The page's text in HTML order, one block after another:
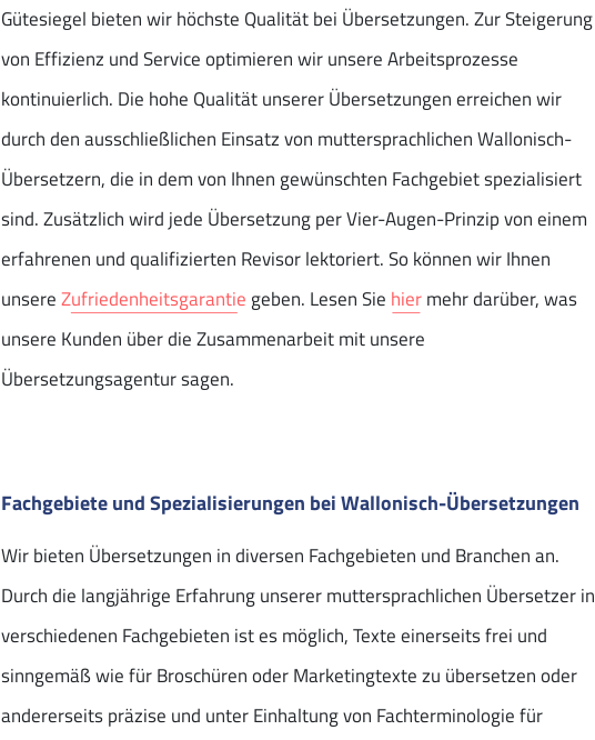
Gütesiegel bieten wir höchste Qualität bei Übersetzungen. Zur Steigerung
von Effizienz und Service optimieren wir unsere Arbeitsprozesse
kontinuierlich. Die hohe Qualität unserer Übersetzungen erreichen wir
durch den ausschließlichen Einsatz von muttersprachlichen Wallonisch-
Übersetzern, die in dem von Ihnen gewünschten Fachgebiet spezialisiert
sind. Zusätzlich wird jede Übersetzung per Vier-Augen-Prinzip von einem
erfahrenen und qualifizierten Revisor lektoriert. So können wir Ihnen
unsereZufriedenheitsgarantiegeben. Lesen Sie hiermehr darüber, was
unsere Kunden über die Zusammenarbeit mit unsere
Übersetzungsagentur sagen.
Fachgebiete und Spezialisierungen bei Wallonisch-Übersetzungen
Wir bieten Übersetzungen in diversen Fachgebieten und Branchen an.
Durch die langjährige Erfahrung unserer muttersprachlichen Übersetzer in
verschiedenen Fachgebieten ist es möglich, Texte einerseits frei und
sinngemäß wie für Broschüren oder Marketingtexte zu übersetzen oder
andererseits präzise und unter Einhaltung von Fachterminologie für